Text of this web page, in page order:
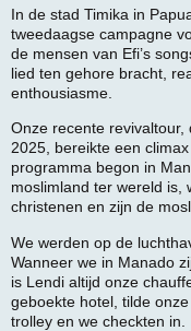
In de stad Timika in
tweedaagse campagne
de mensen van Efi’s
lied ten gehore bracht,
enthousiasme.
Onze recente
2025, bereikte een
programma begon in
moslimland ter wereld is,
christenen en zijn de
We werden op de
Wanneer we in Manado
is Lendi altijd onze
geboekte hotel, tilde
trolley en we checkten in.